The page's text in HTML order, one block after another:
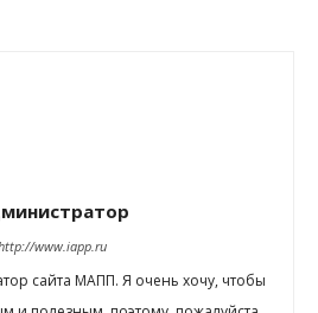
www.iapp.ru
сайта МАПП. Я очень хочу, чтобы